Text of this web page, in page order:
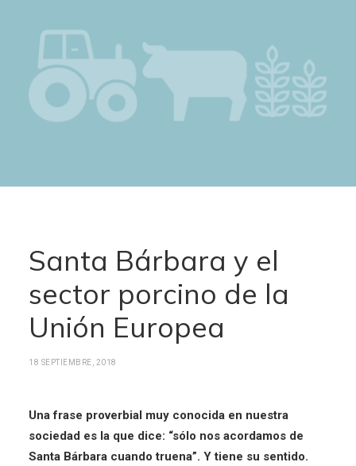
Santa Bárbara y el
sector porcino de la
Unión Europea
18 SEPTIEMBRE, 2018
Una frase proverbial muy conocida en nuestra
sociedad es la que dice: “sólo nos acordamos de
Santa Bárbara cuando truena”. Y tiene su sentido.